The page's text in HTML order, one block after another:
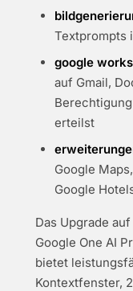
Textprompts
google
auf Gmail,
erteilst
Google
Google
Das Upgrade
Google One AI
bietet
Kontextfenster,